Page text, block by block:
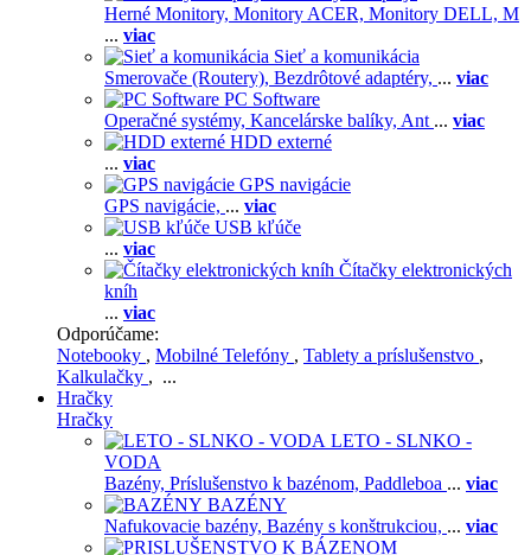
Herné Monitory, Monitory ACER, Monitory DELL, M
... viac
Sieť a komunikácia
Smerovače (Routery), Bezdrôtové adaptéry, ... viac
PC Software
Operačné systémy, Kancelárske balíky, Ant ... viac
HDD externé
... viac
GPS navigácie
GPS navigácie, ... viac
USB kľúče
... viac
Čítačky elektronických
kníh
... viac
Odporúčame:
Notebooky , Mobilné Telefóny , Tablety a príslušenstvo ,
Kalkulačky , ...
Hračky
Hračky
LETO - SLNKO -
VODA
Bazény, Príslušenstvo k bazénom, Paddleboa ... viac
BAZÉNY
Nafukovacie bazény, Bazény s konštrukciou, ... viac